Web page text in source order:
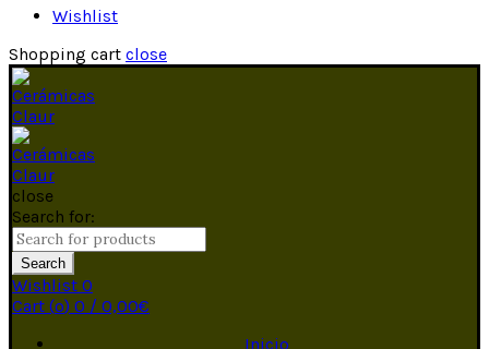
Wishlist
Shopping cart close
close
Search for:
Search
Wishlist 0
Cart (o) 0 / 0,00€
Inicio